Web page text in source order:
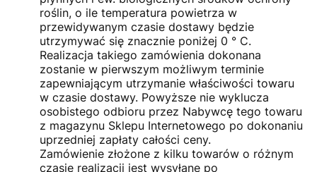
roślin, o ile temperatura powietrza w
przewidywanym czasie dostawy będzie
utrzymywać się znacznie poniżej 0 ° C.
Realizacja takiego zamówienia dokonana
zostanie w pierwszym możliwym terminie
zapewniającym utrzymanie właściwości towaru
w czasie dostawy. Powyższe nie wyklucza
osobistego odbioru przez Nabywcę tego towaru
z magazynu Sklepu Internetowego po dokonaniu
uprzedniej zapłaty całości ceny.
Zamówienie złożone z kilku towarów o różnym
czasie realizacji jest wysyłane po